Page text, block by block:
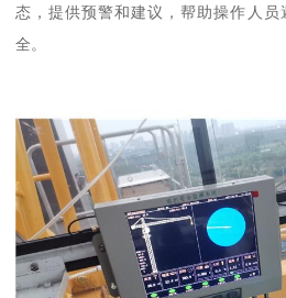
态，提供预警和建议，帮助操作人
全。